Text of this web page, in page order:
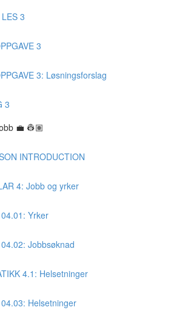
3
3
3: Løsningsforslag
3
💼 👷🏽
INTRODUCTION
4: Jobb og yrker
Yrker
Jobbsøknad
4.1: Helsetninger
Helsetninger